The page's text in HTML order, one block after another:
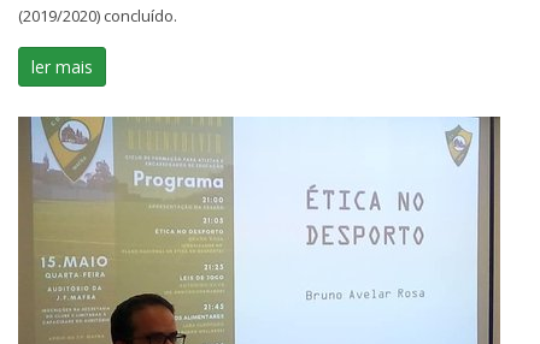
(2019/2020) concluído.
ler mais